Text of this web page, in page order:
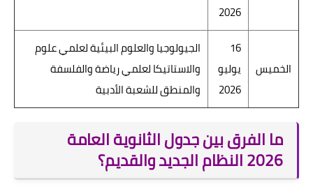
2026
الخميس
16
يوليو
2026
الجيولوجيا والعلوم البيئية لعلمي علوم
والاستاتيكا لعلمي رياضة والفلسفة
والمنطق للشعبة الأدبية
ما الفرق بين جدول الثانوية العامة
2026 النظام الجديد والقديم؟